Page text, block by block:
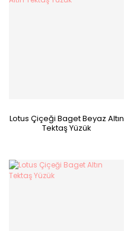
Lotus Çiçeği Baget Beyaz Altın
Tektaş Yüzük